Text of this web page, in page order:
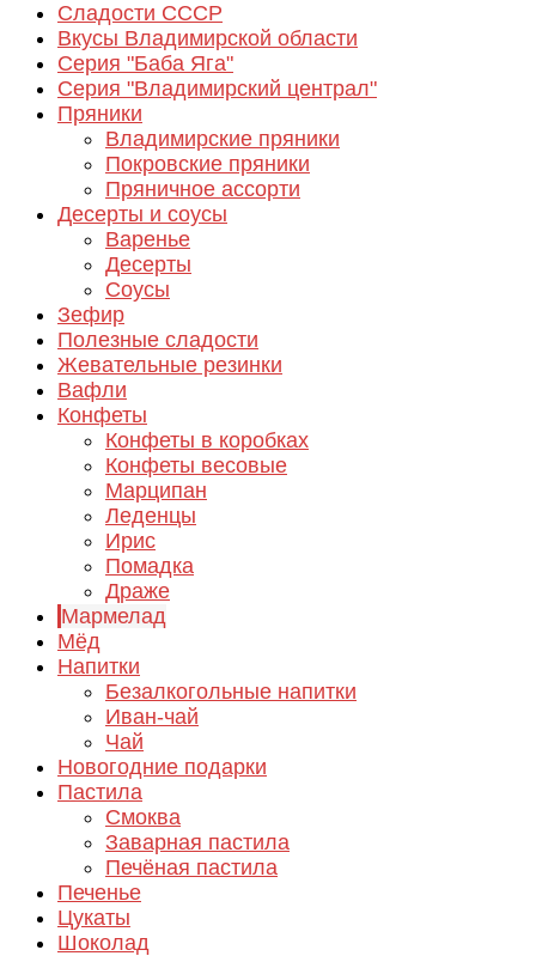
Сладости СССР
Вкусы Владимирской области
Серия "Баба Яга"
Серия "Владимирский централ"
Пряники
Владимирские пряники
Покровские пряники
Пряничное ассорти
Десерты и соусы
Варенье
Десерты
Соусы
Зефир
Полезные сладости
Жевательные резинки
Вафли
Конфеты
Конфеты в коробках
Конфеты весовые
Марципан
Леденцы
Ирис
Помадка
Драже
Мармелад
Мёд
Напитки
Безалкогольные напитки
Иван-чай
Чай
Новогодние подарки
Пастила
Смоква
Заварная пастила
Печёная пастила
Печенье
Цукаты
Шоколад